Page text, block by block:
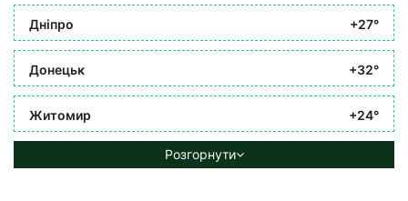
Дніпро +27°
Донецьк +32°
Житомир +24°
Розгорнути